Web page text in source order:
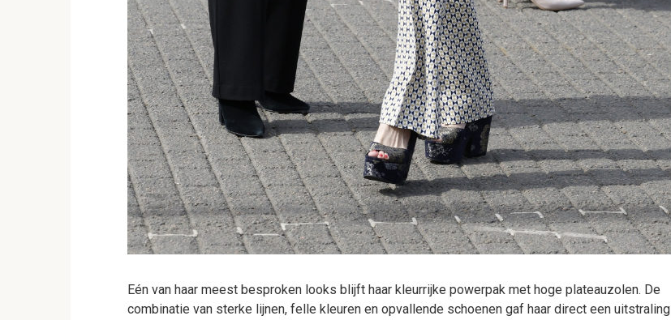
Eén van haar meest besproken looks blijft haar kleurrijke powerpak met hoge plateauzolen. De
combinatie van sterke lijnen, felle kleuren en opvallende schoenen gaf haar direct een uitstraling